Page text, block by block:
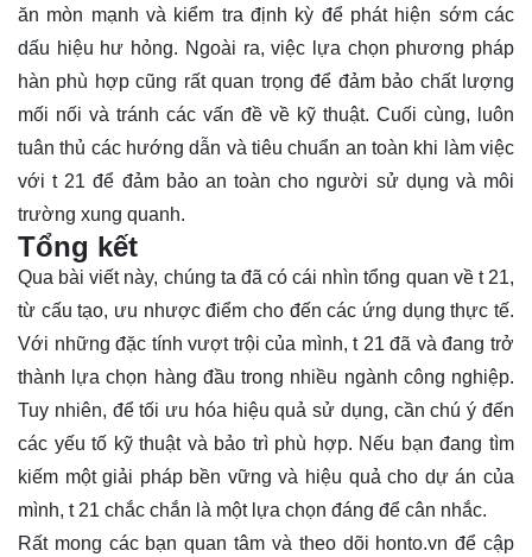
ăn mòn mạnh và kiểm tra định kỳ để phát hiện sớm các
dấu hiệu hư hỏng. Ngoài ra, việc lựa chọn phương pháp
hàn phù hợp cũng rất quan trọng để đảm bảo chất lượng
mối nối và tránh các vấn đề về kỹ thuật. Cuối cùng, luôn
tuân thủ các hướng dẫn và tiêu chuẩn an toàn khi làm việc
với t 21 để đảm bảo an toàn cho người sử dụng và môi
trường xung quanh.
Tổng kết
Qua bài viết này, chúng ta đã có cái nhìn tổng quan về t 21,
từ cấu tạo, ưu nhược điểm cho đến các ứng dụng thực tế.
Với những đặc tính vượt trội của mình, t 21 đã và đang trở
thành lựa chọn hàng đầu trong nhiều ngành công nghiệp.
Tuy nhiên, để tối ưu hóa hiệu quả sử dụng, cần chú ý đến
các yếu tố kỹ thuật và bảo trì phù hợp. Nếu bạn đang tìm
kiếm một giải pháp bền vững và hiệu quả cho dự án của
mình, t 21 chắc chắn là một lựa chọn đáng để cân nhắc.
Rất mong các bạn quan tâm và theo dõi honto.vn để cập